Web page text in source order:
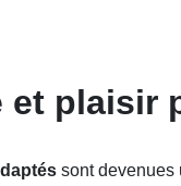
et plaisir
sont devenues